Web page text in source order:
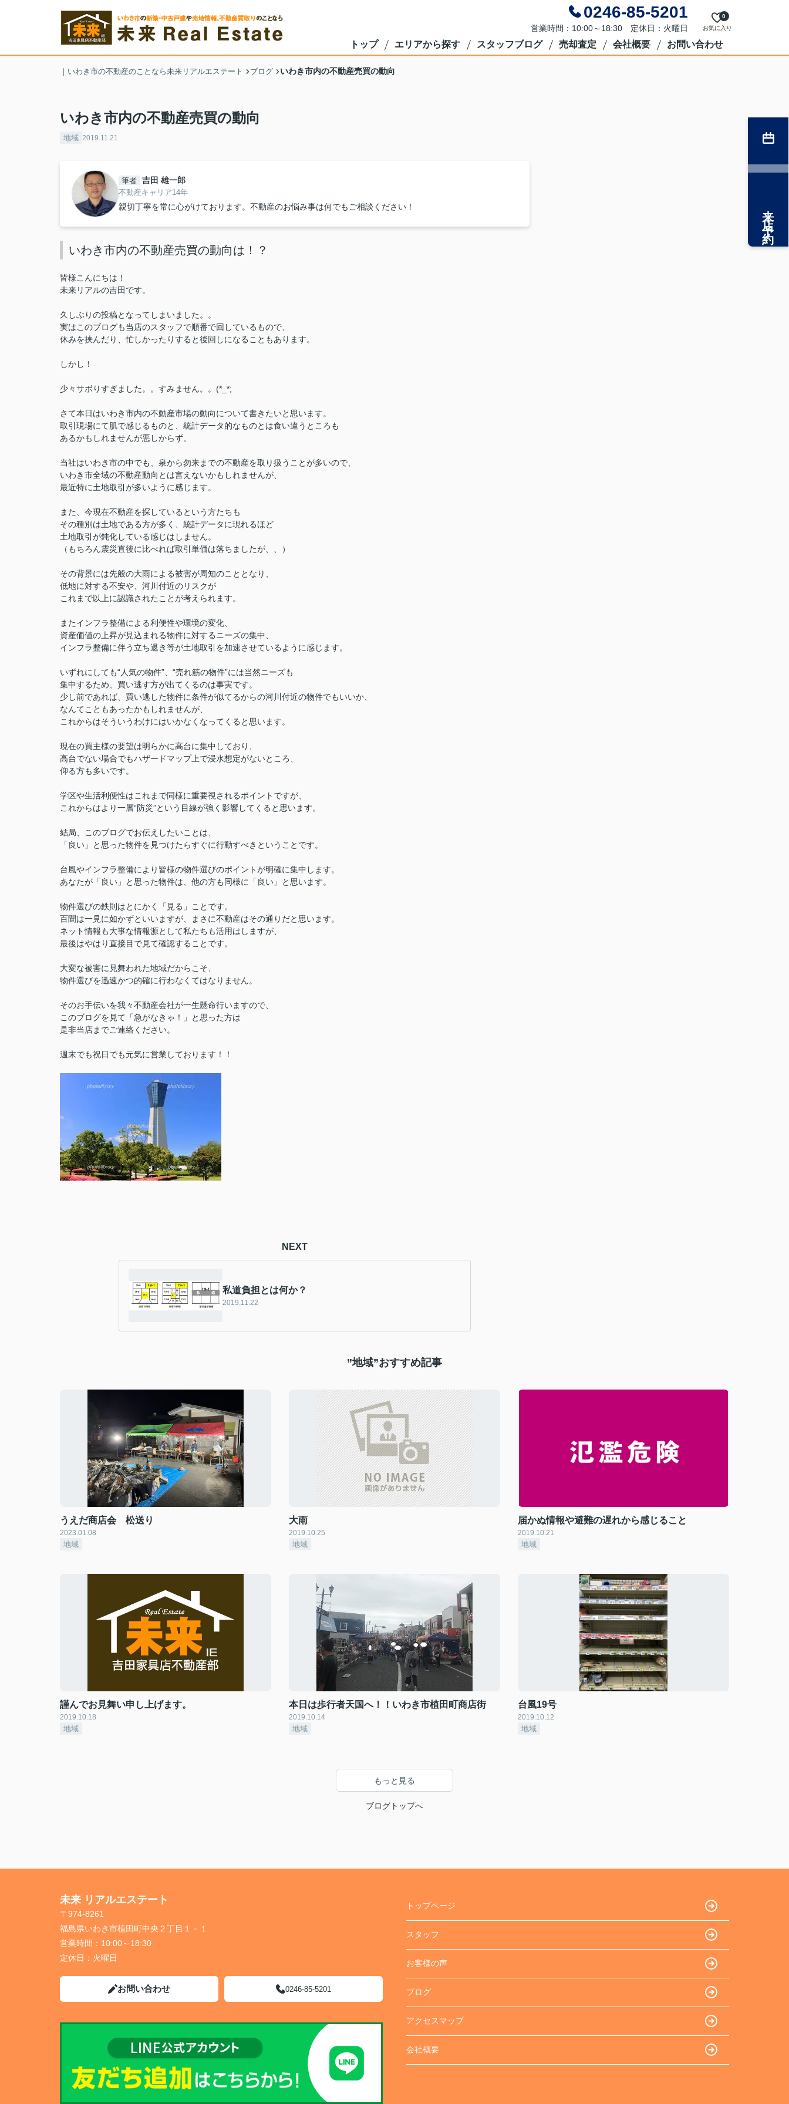
0246-85-5201
営業時間：10:00～18:30 定休日：火曜日 お気に入り
0
トップ エリアから探す スタッフブログ 売却査定 会社概要 お問い合わせ
｜いわき市の不動産のことなら未来リアルエステート ブログ いわき市内の不動産売買の動向
いわき市内の不動産売買の動向
地域 2019.11.21
筆者 吉田 雄一郎
不動産キャリア14年
親切丁寧を常に心がけております。不動産のお悩み事は何でもご相談ください！
いわき市内の不動産売買の動向は！？
皆様こんにちは！
未来リアルの吉田です。
久しぶりの投稿となってしまいました。。
実はこのブログも当店のスタッフで順番で回しているもので、
休みを挟んだり、忙しかったりすると後回しになることもあります。
しかし！
少々サボりすぎました。。すみません。。(*_*;
さて本日はいわき市内の不動産市場の動向について書きたいと思います。
取引現場にて肌で感じるものと、統計データ的なものとは食い違うところも
あるかもしれませんが悪しからず。
当社はいわき市の中でも、泉から勿来までの不動産を取り扱うことが多いので、
いわき市全域の不動産動向とは言えないかもしれませんが、
最近特に土地取引が多いように感じます。
また、今現在不動産を探しているという方たちも
その種別は土地である方が多く、統計データに現れるほど
土地取引が鈍化している感じはしません。
（もちろん震災直後に比べれば取引単価は落ちましたが、、）
その背景には先般の大雨による被害が周知のこととなり、
低地に対する不安や、河川付近のリスクが
これまで以上に認識されたことが考えられます。
またインフラ整備による利便性や環境の変化、
資産価値の上昇が見込まれる物件に対するニーズの集中、
インフラ整備に伴う立ち退き等が土地取引を加速させているように感じます。
いずれにしても“人気の物件”、“売れ筋の物件”には当然ニーズも
集中するため、買い逃す方が出てくるのは事実です。
少し前であれば、買い逃した物件に条件が似てるからの河川付近の物件でもいいか、
なんてこともあったかもしれませんが、
これからはそういうわけにはいかなくなってくると思います。
現在の買主様の要望は明らかに高台に集中しており、
高台でない場合でもハザードマップ上で浸水想定がないところ、
仰る方も多いです。
学区や生活利便性はこれまで同様に重要視されるポイントですが、
これからはより一層“防災”という目線が強く影響してくると思います。
結局、このブログでお伝えしたいことは、
「良い」と思った物件を見つけたらすぐに行動すべきということです。
台風やインフラ整備により皆様の物件選びのポイントが明確に集中します。
あなたが「良い」と思った物件は、他の方も同様に「良い」と思います。
物件選びの鉄則はとにかく「見る」ことです。
百聞は一見に如かずといいますが、まさに不動産はその通りだと思います。
ネット情報も大事な情報源として私たちも活用はしますが、
最後はやはり直接目で見て確認することです。
大変な被害に見舞われた地域だからこそ、
物件選びを迅速かつ的確に行わなくてはなりません。
そのお手伝いを我々不動産会社が一生懸命行いますので、
このブログを見て「急がなきゃ！」と思った方は
是非当店までご連絡ください。
週末でも祝日でも元気に営業しております！！
NEXT
私道負担とは何か？
2019.11.22
”地域”おすすめ記事
うえだ商店会 松送り
2023.01.08
地域
大雨
2019.10.25
地域
届かぬ情報や避難の遅れから感じること
2019.10.21
地域
謹んでお見舞い申し上げます。
2019.10.18
地域
本日は歩行者天国へ！！いわき市植田町商店街
2019.10.14
地域
台風19号
2019.10.12
地域
もっと見る
ブログトップへ
来店予約
未来 リアルエステート
〒974-8261
福島県いわき市植田町中央２丁目１－１
営業時間： 10:00～18:30
定休日： 火曜日
お問い合わせ 0246-85-5201
トップページ
スタッフ
お客様の声
ブログ
アクセスマップ
会社概要